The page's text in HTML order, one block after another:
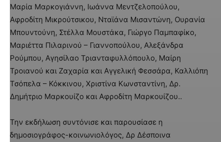
Μαρία Μαρκογιάννη, Ιωάννα Μεντζελοπούλου,
Αφροδίτη Μικρούτσικου, Νταϊάνα Μισαντώνη, Ουρανία
Μπουντούνη, Στέλλα Μουστάκα, Γιώργο Παμπαφίκο,
Μαριέττα Πιλαρινού – Γιαννοπούλου, Αλεξάνδρα
Ρούμπου, Αγησίλαο Τριανταφυλλόπουλο, Μαίρη
Τροιανού και Ζαχαρία και Αγγελική Φεσσάρα, Καλλιόπη
Τσόπελα – Κόκκινου, Χριστίνα Κωνσταντίνη, Δρ.
Δημήτριο Μαρκουίζο και Αφροδίτη Μαρκουίζου..
Την εκδήλωση συντόνισε και παρουσίασε η
δημοσιογράφος-κοινωνιολόγος, Δρ Δέσποινα